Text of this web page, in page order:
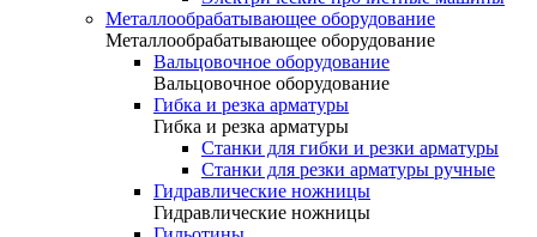
Металлообрабатывающее оборудование
Металлообрабатывающее оборудование
Вальцовочное оборудование
Вальцовочное оборудование
Гибка и резка арматуры
Гибка и резка арматуры
Станки для гибки и резки арматуры
Станки для резки арматуры ручные
Гидравлические ножницы
Гидравлические ножницы